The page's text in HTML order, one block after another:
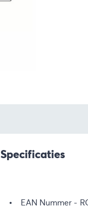
Specificaties
EAN Nummer